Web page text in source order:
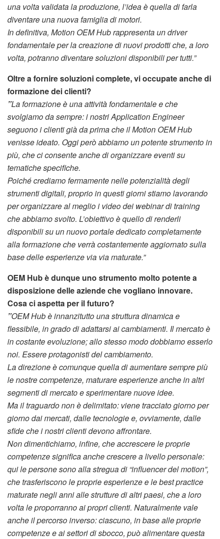
una volta validata la produzione, l’idea è quella di farla
diventare una nuova famiglia di motori.
In definitiva, Motion OEM Hub rappresenta un driver
fondamentale per la creazione di nuovi prodotti che, a loro
volta, potranno diventare soluzioni disponibili per tutti.”
Oltre a fornire soluzioni complete, vi occupate anche di
formazione dei clienti?
‍”La formazione è una attività fondamentale e che
svolgiamo da sempre: i nostri Application Engineer
seguono i clienti già da prima che il Motion OEM Hub
venisse ideato. Oggi però abbiamo un potente strumento in
più, che ci consente anche di organizzare eventi su
tematiche specifiche.
Poiché crediamo fermamente nelle potenzialità degli
strumenti digitali, proprio in questi giorni stiamo lavorando
per organizzare al meglio i video dei webinar di training
che abbiamo svolto. L’obiettivo è quello di renderli
disponibili su un nuovo portale dedicato completamente
alla formazione che verrà costantemente aggiornato sulla
base delle esperienze via via maturate.”
OEM Hub è dunque uno strumento molto potente a
disposizione delle aziende che vogliano innovare.
Cosa ci aspetta per il futuro?
‍”OEM Hub è innanzitutto una struttura dinamica e
flessibile, in grado di adattarsi ai cambiamenti. Il mercato è
in costante evoluzione; allo stesso modo dobbiamo esserlo
noi. Essere protagonisti del cambiamento.
La direzione è comunque quella di aumentare sempre più
le nostre competenze, maturare esperienze anche in altri
segmenti di mercato e sperimentare nuove idee.
Ma il traguardo non è delimitato: viene tracciato giorno per
giorno dai mercati, dalle tecnologie e, ovviamente, dalle
sfide che i nostri clienti devono affrontare.
Non dimentichiamo, infine, che accrescere le proprie
competenze significa anche crescere a livello personale:
qui le persone sono alla stregua di “influencer del motion”,
che trasferiscono le proprie esperienze e le best practice
maturate negli anni alle strutture di altri paesi, che a loro
volta le proporranno ai propri clienti. Naturalmente vale
anche il percorso inverso: ciascuno, in base alle proprie
competenze e ai settori di sbocco, può alimentare questa